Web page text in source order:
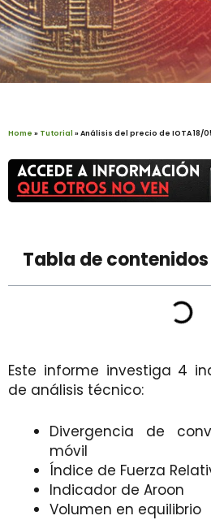
Home » Tutorial »Análisis del precio de IOTA 18/
Tabla de contenidos
Este informe investiga 4
de análisis técnico:
Divergencia de
móvil
Índice de Fuerza
Indicador de Aroon
Volumen en equilibrio